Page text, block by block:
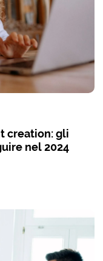
creation: gli
nel 2024